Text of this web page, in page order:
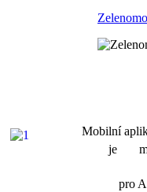
Mobilní
je
pro